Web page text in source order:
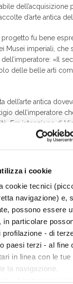
i cookie
cookie tecnici
navigazione) e,
possono essere
in particolare
profilazione - di
paesi terzi - al fine
in linea con le tue
la navigazione.
dell’acquisizione
d’arte antica
progetto fu bene
Musei imperiali, che
«Il
delle belle arti
dell’arte antica
dell’imperatore
Era intenzione di
nella
arricchire la scienza
di acquisire la
tutta l’Europa,
dello stesso
della scienza”
di contribuire alla
dei modelli
del pubblico,
[…]